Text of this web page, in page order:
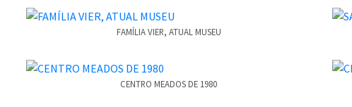
FAMÍLIA VIER, ATUAL MUSEU
CENTRO MEADOS DE 1980